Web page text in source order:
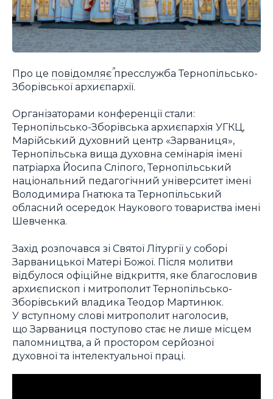
Про це повідомляєпресслужба Тернопільсько-
Зборівської архиєпархії.
Організаторами конференції стали:
Тернопільсько-Зборівська архиєпархія УГКЦ,
Марійський духовний центр «Зарваниця»,
Тернопільська вища духовна семінарія імені
патріарха Йосипа Сліпого, Тернопільський
національний педагогічний університет імені
Володимира Гнатюка та Тернопільський
обласний осередок Наукового товариства імені
Шевченка.
Захід розпочався зі Святої Літургії у соборі
Зарваницької Матері Божої. Після молитви
відбулося офіційне відкриття, яке благословив
архиєпископ і митрополит Тернопільсько-
Зборівський владика Теодор Мартинюк.
У вступному слові митрополит наголосив,
що Зарваниця поступово стає не лише місцем
паломництва, а й простором серйозної
духовної та інтелектуальної праці.